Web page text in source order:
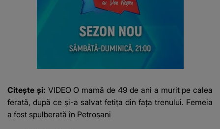
Citește și: VIDEO O mamă de 49 de ani a murit pe calea
ferată, după ce și-a salvat fetița din fața trenului. Femeia
a fost spulberată în Petroșani